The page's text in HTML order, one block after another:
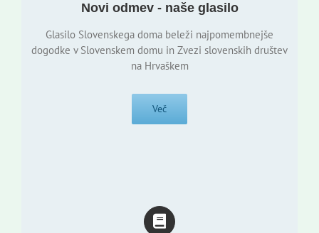
Novi odmev - naše glasilo
Glasilo Slovenskega doma beleži najpomembnejše
dogodke v Slovenskem domu in Zvezi slovenskih društev
na Hrvaškem
Več